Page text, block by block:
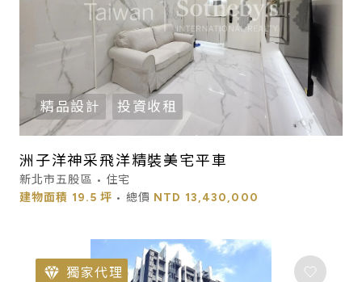
精品設計 投資收租
洲子洋神采飛洋精裝美宅平車
新北市五股區 • 住宅
建物面積 19.5 坪 • 總價 NTD 13,430,000
獨家代理